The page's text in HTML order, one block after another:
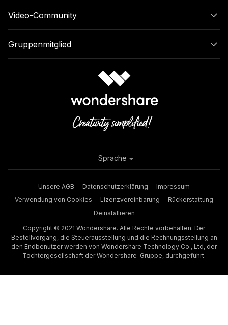
Video-Community
Gruppenmitglied
Unsere AGB Datenschutzerklärung
Impressum
Verwendung von Cookies
Lizenzvereinbarung
Rückerstattung
Deinstallieren
Copyright © 2021 Wondershare. Alle Rechte vorbehalten. Der
Bestellvorgang, die Steuerausstellung und die Rechnungsstellung an
den Endbenutzer werden von Wondershare Technology Co., Ltd, der
Tochtergesellschaft der Wondershare-Gruppe, durchgeführt.
Sprache